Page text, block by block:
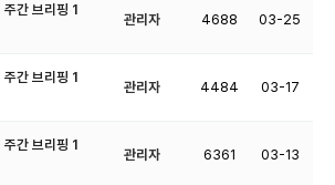
간 브리핑 1
관리자 4688 03-25
간 브리핑 1
관리자 4484 03-17
간 브리핑 1
관리자 6361 03-13